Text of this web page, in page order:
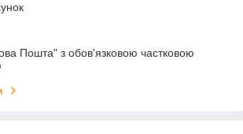
Пошта" з обов'язковою частковою